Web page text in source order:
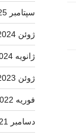
سپتامبر 2025
ژوئن 2024
ژانویه 2024
ژوئن 2023
فوریه 2022
دسامبر 2021